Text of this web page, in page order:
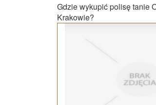
Gdzie wykupić polisę tanie
Krakowie?